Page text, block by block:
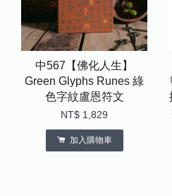
中567【佛化人生】
Green Glyphs Runes 綠
色字紋盧恩符文
NT$ 1,829
加入購物車